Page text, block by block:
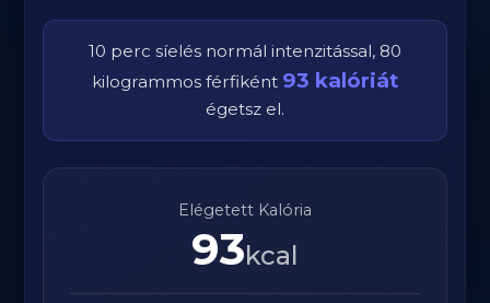
10 perc síelés normál intenzitással, 80
kilogrammos férfiként 93 kalóriát
égetsz el.
Elégetett Kalória
93kcal